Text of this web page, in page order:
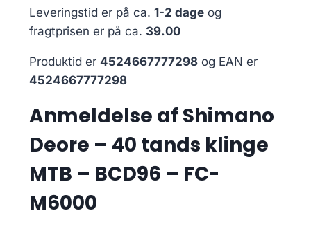
Leveringstid er på ca. 1-2 dage og
fragtprisen er på ca. 39.00
Produktid er 4524667777298 og EAN er
4524667777298
Anmeldelse af Shimano
Deore – 40 tands klinge
MTB – BCD96 – FC-
M6000